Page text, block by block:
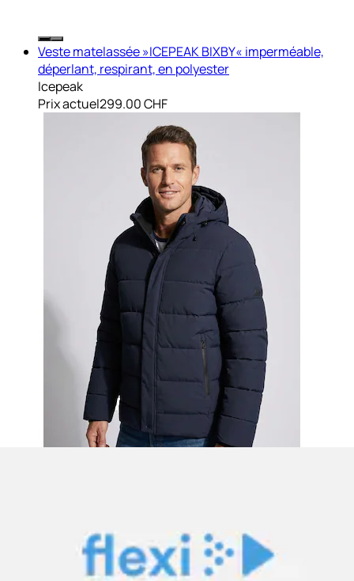
Veste matelassée »ICEPEAK BIXBY« imperméable,
déperlant, respirant, en polyester
Icepeak
Prix actuel299.00 CHF
sportif, pour mode sport et...